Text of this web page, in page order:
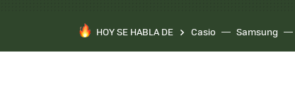
HOY SE HABLA DE Casio Samsung